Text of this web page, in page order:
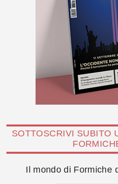
SOTTOSCRIVI SUBITO
Il mondo di Formiche